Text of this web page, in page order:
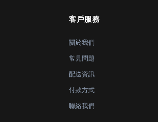
客戶服務
關於我們
常見問題
配送資訊
付款方式
聯絡我們